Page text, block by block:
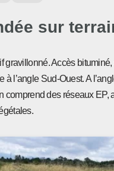
sur
gravillonné. Accès
l’angle Sud-Ouest. A
des réseaux